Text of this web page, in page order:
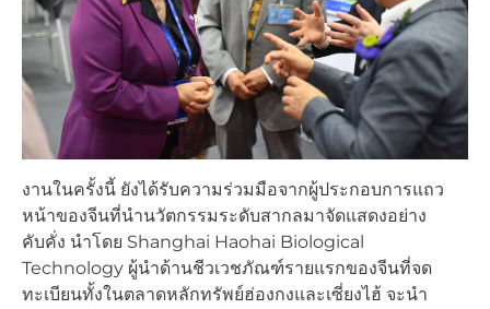
งานในครั้งนี้ ยังได้รับความร่วมมือจากผู้ประกอบการแถว
หน้าของจีนที่นำนวัตกรรมระดับสากลมาจัดแสดงอย่าง
คับคั่ง นำโดย Shanghai Haohai Biological
Technology ผู้นำด้านชีวเวชภัณฑ์รายแรกของจีนที่จด
ทะเบียนทั้งในตลาดหลักทรัพย์ฮ่องกงและเซี่ยงไฮ้ จะนำ